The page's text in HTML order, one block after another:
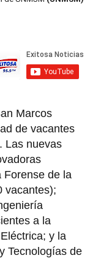
Marcos
de vacantes
Las nuevas
Forense de la
vacantes);
a la
y la
Tecnologías de